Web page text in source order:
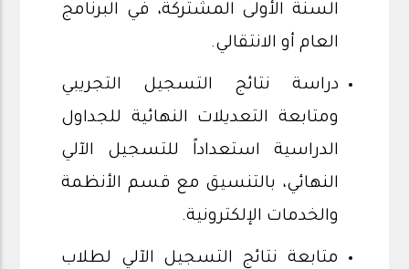
السنة الأولى المشتركة، في البرنامج
العام أو الانتقالي.
دراسة نتائج التسجيل التجريبي
ومتابعة التعديلات النهائية للجداول
الدراسية استعداداً للتسجيل الآلي
النهائي، بالتنسيق مع قسم الأنظمة
والخدمات الإلكترونية.
متابعة نتائج التسجيل الآلي لطلاب